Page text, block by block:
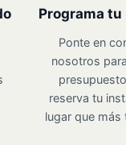
Programa
Ponte en
nosotros
reserva tu
lugar que más